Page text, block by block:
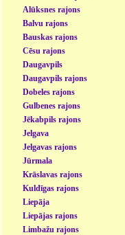
Alūksnes rajons
Balvu rajons
Bauskas rajons
Cēsu rajons
Daugavpils
Daugavpils rajons
Dobeles rajons
Gulbenes rajons
Jēkabpils rajons
Jelgava
Jelgavas rajons
Jūrmala
Krāslavas rajons
Kuldīgas rajons
Liepāja
Liepājas rajons
Limbažu rajons